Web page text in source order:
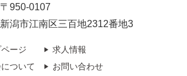
950-0107
新潟市江南区三百地2312番地3
ページ
ついて
求人情報
お問い合わせ